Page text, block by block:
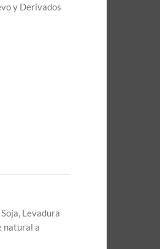
y Derivados
Levadura
natural a